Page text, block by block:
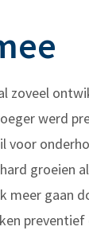
zoveel
werd
groeien
meer gaan